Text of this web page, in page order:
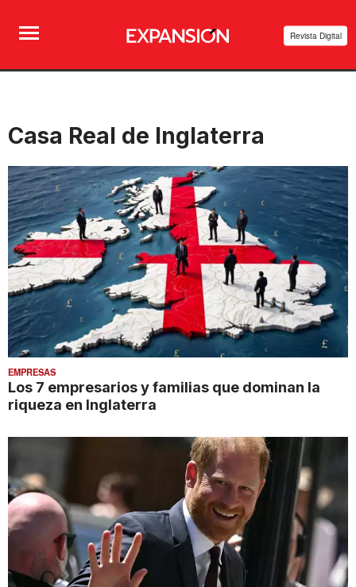
Revista Digital
Casa Real de Inglaterra
EMPRESAS
Los 7 empresarios y familias que dominan la
riqueza en Inglaterra